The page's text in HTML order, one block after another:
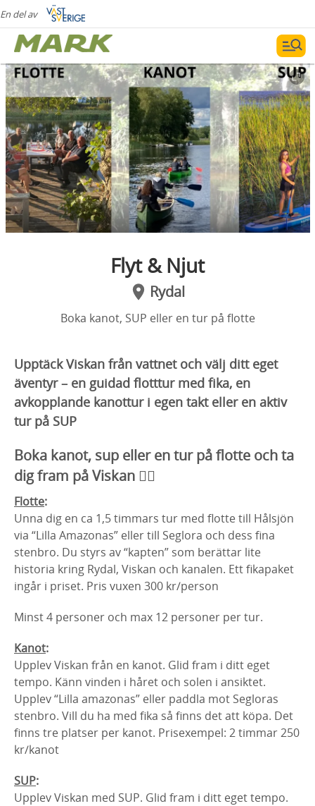
En del av
Flyt & Njut
Rydal
Boka kanot, SUP eller en tur på flotte
Upptäck Viskan från vattnet och välj ditt eget
äventyr – en guidad flotttur med fika, en
avkopplande kanottur i egen takt eller en aktiv
tur på SUP
Boka kanot, sup eller en tur på flotte och ta
dig fram på Viskan 🚣‍♂️
Flotte:
Unna dig en ca 1,5 timmars tur med flotte till Hålsjön
via “Lilla Amazonas” eller till Seglora och dess fina
stenbro. Du styrs av “kapten” som berättar lite
historia kring Rydal, Viskan och kanalen. Ett fikapaket
ingår i priset. Pris vuxen 300 kr/person
Minst 4 personer och max 12 personer per tur.
Kanot:
Upplev Viskan från en kanot. Glid fram i ditt eget
tempo. Känn vinden i håret och solen i ansiktet.
Upplev “Lilla amazonas” eller paddla mot Segloras
stenbro. Vill du ha med fika så finns det att köpa. Det
finns tre platser per kanot. Prisexempel: 2 timmar 250
kr/kanot
SUP:
Upplev Viskan med SUP. Glid fram i ditt eget tempo.